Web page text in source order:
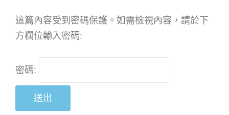
這篇內容受到密碼保護。如需檢視內容，請於下
方欄位輸入密碼:
密碼: